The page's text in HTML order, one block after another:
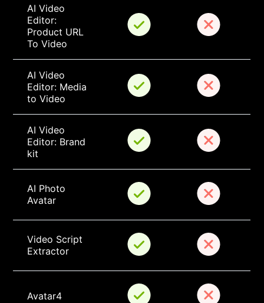
AI Video
Editor:
Product URL
To Video
AI Video
Editor: Media
to Video
AI Video
Editor: Brand
kit
AI Photo
Avatar
Video Script
Extractor
Avatar4